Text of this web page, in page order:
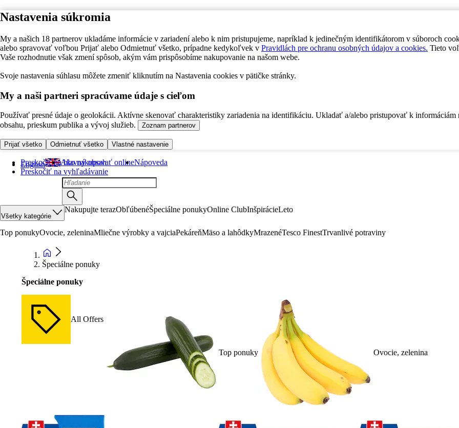
Nastavenia súkromia
My a našich 18 partnerov ukladáme informácie v zariadení alebo k nim pristupujeme, napríklad k jedinečným identifikátorom v súboroch
alebo spravovať voľbou Prijať alebo Odmietnuť všetko, prípadne kedykoľvek v Pravidlách pre ochranu osobných údajov a cookies. Tieto
Vaše rozhodnutie však zmení spôsob, akým vám prispôsobíme nakupovanie na našom webe.
Svoje nastavenia súhlasu môžete zmeniť kliknutím na Nastavenia cookies v pätičke stránky.
My a naši partneri spracúvame údaje s cieľom
Používať presné údaje o geolokácii. Aktívne skenovať charakteristiky zariadenia na identifikáciu. Ukladať a/alebo pristupovať k informáciám
obsahu, prieskum publika a vývoj služieb.
Zoznam partnerov
Prijať všetko Odmietnuť všetko Vlastné nastavenie
Preskočiť na hlavný obsah
Preskočiť na vyhľadávanie
English Ako nakupovať onlineNápoveda
Všetky kategórie
Nakupujte terazObľúbenéŠpeciálne ponukyOnline ClubInšpirácieLeto
Top ponukyOvocie, zeleninaMliečne výrobky a vajciaPekáreňMäso a lahôdkyMrazenéTesco FinestTrvanlivé potraviny
Špeciálne ponuky
Špeciálne ponuky
All Offers
Top ponuky Ovocie, zelenina